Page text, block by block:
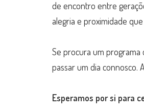
de encontro entre
alegria e proximidade
Se procura um programa
passar um dia connosco.
Esperamos por si para